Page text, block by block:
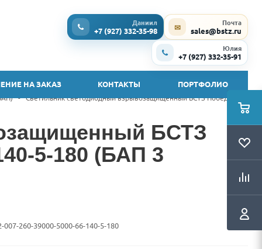
Даниил
+7 (927) 332-35-98 ✉ Почта
sales@bstz.ru
Юлия
+7 (927) 332-35-91
НА ЗАКАЗ КОНТАКТЫ ПОРТФОЛИО
- Светильник светодиодный взрывозащищенный БСТЗ Победа Ex2
БСТЗ
5-180 (БАП 3
007-260-39000-5000-66-140-5-180